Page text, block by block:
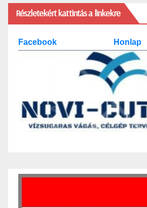
Részletekért kattintás a linkekre
Facebook Honlap